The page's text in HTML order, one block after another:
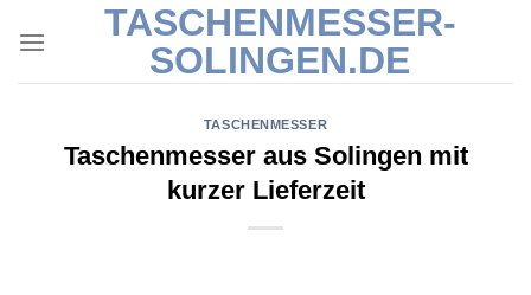
TASCHENMESSER-
SOLINGEN.DE
TASCHENMESSER
Taschenmesser aus Solingen mit
kurzer Lieferzeit